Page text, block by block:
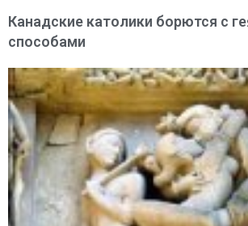
Канадские католики борются с
способами